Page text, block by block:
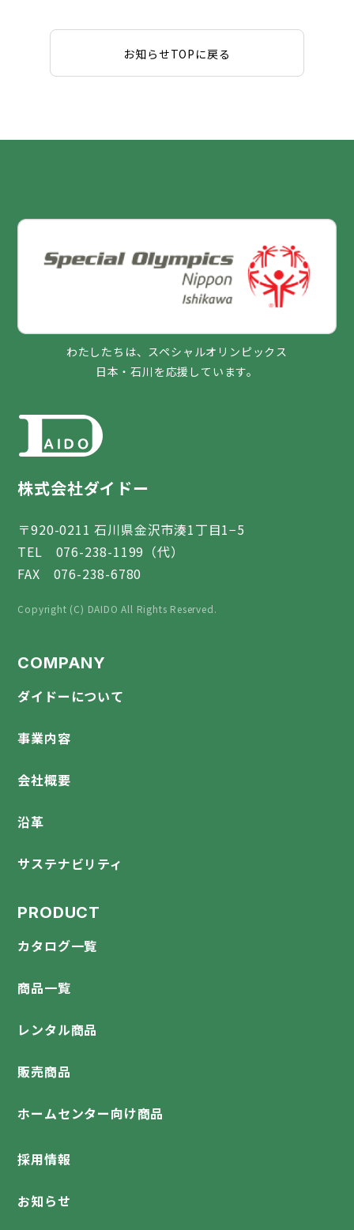
お知らせTOPに戻る
わたしたちは、スペシャルオリンピックス
日本・石川を応援しています。
株式会社ダイドー
〒920-0211 石川県金沢市湊1丁目1−5
TEL 076-238-1199（代）
FAX 076-238-6780
Copyright (C) DAIDO All Rights Reserved.
COMPANY
ダイドーについて
事業内容
会社概要
沿革
サステナビリティ
PRODUCT
カタログ一覧
商品一覧
レンタル商品
販売商品
ホームセンター向け商品
採用情報
お知らせ